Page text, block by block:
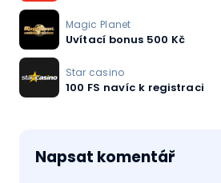
Magic Planet
Uvítací bonus 500 Kč
Star casino
100 FS navíc k registraci
Napsat komentář